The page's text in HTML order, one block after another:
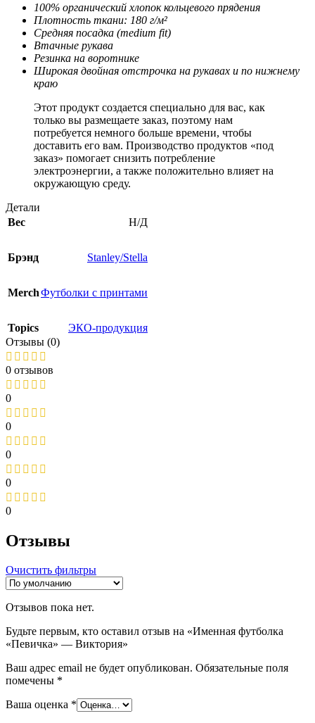
100% органический хлопок кольцевого прядения
Плотность ткани: 180 г/м²
Средняя посадка (medium fit)
Втачные рукава
Резинка на воротнике
Широкая двойная отстрочка на рукавах и по нижнему
краю
Этот продукт создается специально для вас, как
только вы размещаете заказ, поэтому нам
потребуется немного больше времени, чтобы
доставить его вам. Производство продуктов «под
заказ» помогает снизить потребление
электроэнергии, а также положительно влияет на
окружающую среду.
Детали
Вес
Н/Д
Брэнд Stanley/Stella
MerchФутболки с принтами
Topics
ЭКО-продукция
Отзывы (0)
0 отзывов
0
0
0
0
0
Отзывы
Очистить фильтры
Отзывов пока нет.
Будьте первым, кто оставил отзыв на «Именная футболка
«Певичка» — Виктория»
Ваш адрес email не будет опубликован. Обязательные поля
помечены *
Ваша оценка *